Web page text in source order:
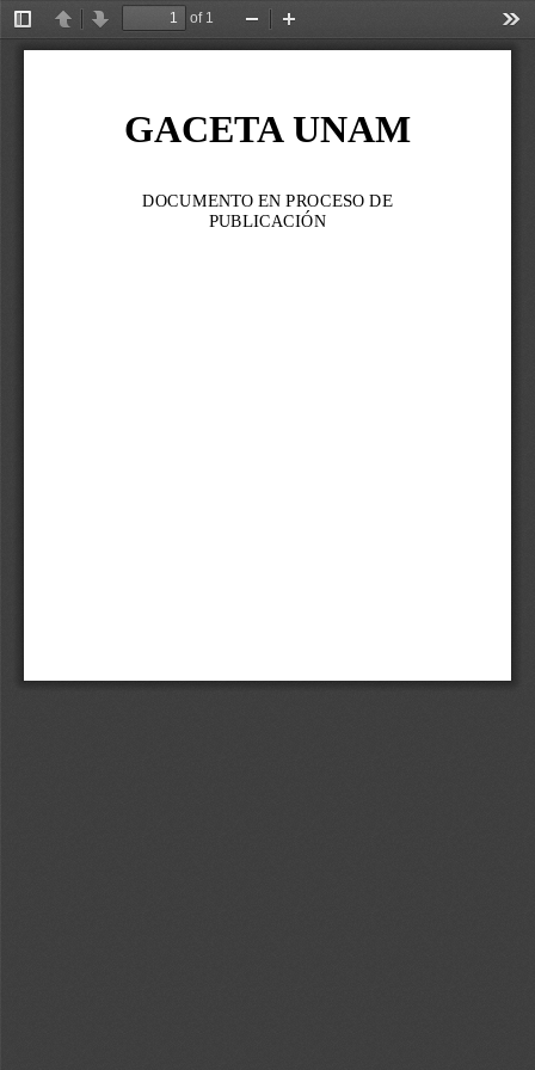
Toggle
Sidebar
PreviousNext
of 1
Zoom
Out
In
GACETA UNAM
DOCUMENTO EN PROCESO DE
PUBLICACIÓN